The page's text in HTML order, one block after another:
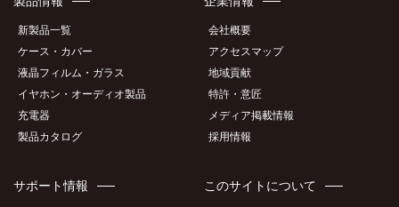
新製品一覧
ケース・カバー
液晶フィルム・ガラス
イヤホン・オーディオ製品
充電器
製品カタログ
会社概要
アクセスマップ
地域貢献
特許・意匠
メディア掲載情報
採用情報
サポート情報 このサイトについて